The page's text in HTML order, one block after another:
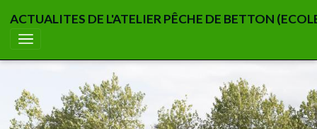
ACTUALITES DE L'ATELIER PÊCHE DE BETTON